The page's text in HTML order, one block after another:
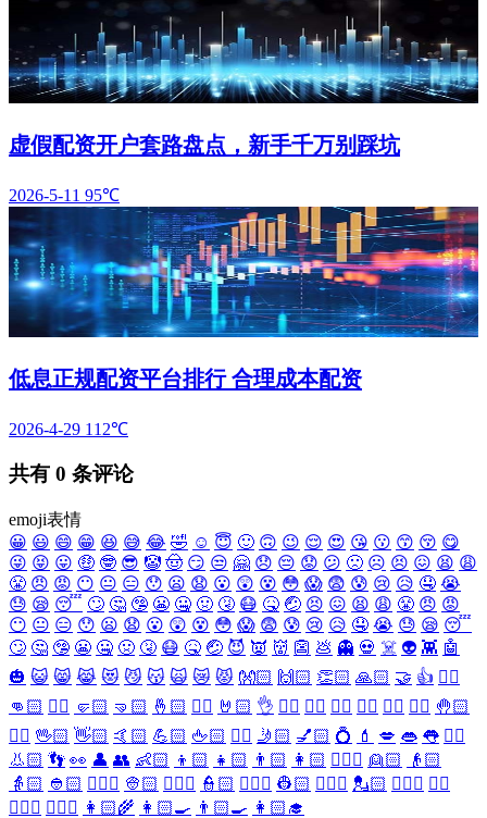
虚假配资开户套路盘点，新手千万别踩坑
2026-5-11 95℃
低息正规配资平台排行 合理成本配资
2026-4-29 112℃
共有 0 条评论
emoji表情
😀 😃 😄 😁 😆 😅 😂 🤣 ☺️ 😇 🙂 🙃 😉 😌 😍 😘 😗 😙 😚 😋
😜 😝 😛 🤑 🤓 😎 🤡 🤠 😏 😒 🤗 😞 😔 😟 😕 🙁 ☹️ 😣 😖 😫 😩
😤 😠 😡 😶 😐 😑 😯 😦 😧 😮 😲 😵 😳 😱 😨 😰 😢 😥 🤤 😭
😓 😪 😴 🙄 🤔 🤥 😬 🤐 🤢 🤧 😷 🤒 🤕 😣 😖 😫 😩 😤 😠 😡
😶 😐 😑 😯 😦 😧 😮 😲 😵 😳 😱 😨 😰 😢 😥 🤤 😭 😓 😪 😴
🙄 🤔 🤥 😬 🤐 🤢 🤧 😷 🤒 🤕 😈 👿 👹 👺 💩 👻 💀 ☠️ 👽 👾 🤖
🎃 😺 😸 😹 😻 😼 😽 🙀 😿 😾 👐🏻 🙌🏻 👏🏻 🙏🏻 🤝 👍 👎🏻
👊🏻 ✊🏻 🤛🏻 🤜🏻 🤞🏻 ✌🏻 🤘🏻 👌 👈🏻 👉🏻 👆🏻 👇🏻 ☝🏻 ✋🏻 🤚🏻
🖐🏻 🖖🏻 👋🏻 🤙🏻 💪🏻 🖕🏻 ✍🏻 🤳🏻 💅🏻 💍 💄 💋 👄 👅 👂🏻
👃🏻 👣 👀 👤 👥 👶🏻 👦🏻 👧🏻 👨🏻 👩🏻 👱🏻‍♀️ 👱🏻
👴🏻
👵🏻 👲🏻 👳🏻‍♀️ 👳🏻 👮🏻‍♀️ 👮🏻 👷🏻‍♀️ 👷🏻 💂🏻‍♀️ 💂🏻 🕵🏻‍♀️ 🕵🏻
👩🏻‍⚕️ 👨🏻‍⚕️ 👩🏻‍🌾 👩🏻‍🍳 👨🏻‍🍳 👩🏻‍🎓